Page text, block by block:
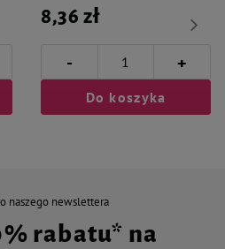
8,36 zł
- +
Do koszyka
naszego newslettera
rabatu* na